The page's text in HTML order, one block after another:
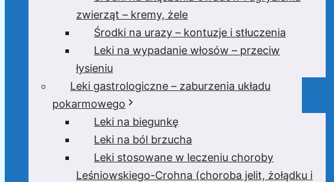
zwierząt – kremy, żele
Środki na urazy – kontuzje i stłuczenia
Leki na wypadanie włosów – przeciw
łysieniu
Leki gastrologiczne – zaburzenia układu
pokarmowego
Leki na biegunkę
Leki na ból brzucha
Leki stosowane w leczeniu choroby
Leśniowskiego-Crohna (choroba jelit, żołądku i